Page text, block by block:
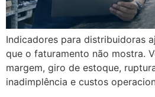
Indicadores para distribuidoras
que o faturamento não mostra.
margem, giro de estoque,
inadimplência e custos